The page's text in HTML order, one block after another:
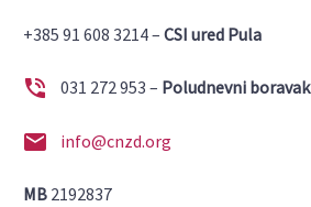
+385 91 608 3214 – CSI ured Pula

 031 272 953 – Poludnevni boravak

 info@cnzd.org
MB 2192837